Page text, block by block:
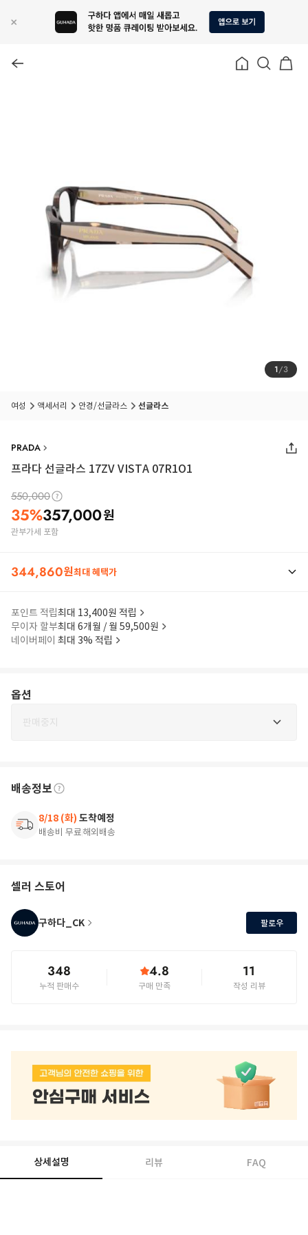
1/3
여성 액세서리 안경/선글라스 선글라스
PRADA
프라다 선글라스 17ZV VISTA 07R1O1
550,000
35%357,000원
관부가세 포함
344,860원최대 혜택가
포인트 적립최대 13,400원 적립
무이자 할부최대 6개월 / 월 59,500원
네이버페이 최대 3% 적립
옵션
판매중지
배송정보
8/18 (화) 도착예정
배송비 무료해외배송
셀러 스토어
구하다_CK 팔로우
348
누적 판매수
4.8
구매 만족
11
작성 리뷰
상세설명 리뷰 FAQ